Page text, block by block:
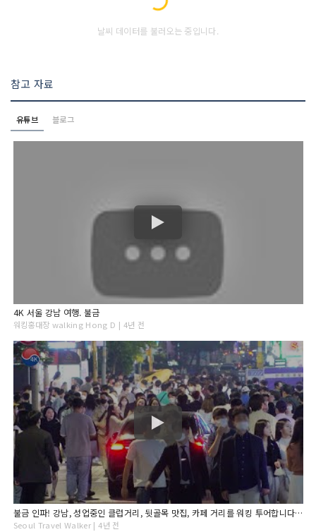
Loading...
날씨 데이터를 불러오는 중입니다.
참고 자료
유튜브 블로그
4K 서울 강남 여행. 불금
워킹홍대장 walking Hong D | 4년 전
불금 인파! 강남, 성업중인 클럽거리, 뒷골목 맛집, 카페 거리를 워킹 투어합니다. 4K 서울 트래블 워커. 서울 강남 여행.
Seoul Travel Walker | 4년 전